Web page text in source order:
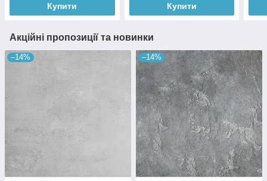
Купити Купити
Акційні пропозиції та новинки
–14% –14%